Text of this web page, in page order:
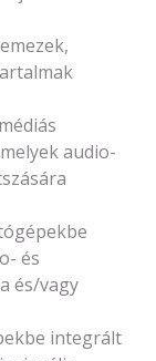
audio-
és
és/vagy
integrált